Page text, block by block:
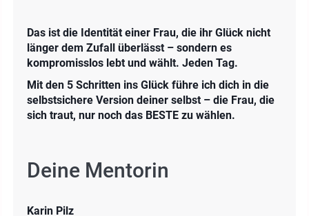
Das ist die Identität einer Frau, die ihr Glück nicht
länger dem Zufall überlässt – sondern es
kompromisslos lebt und wählt. Jeden Tag.
Mit den 5 Schritten ins Glück führe ich dich in die
selbstsichere Version deiner selbst – die Frau, die
sich traut, nur noch das BESTE zu wählen.
Deine Mentorin
Karin Pilz